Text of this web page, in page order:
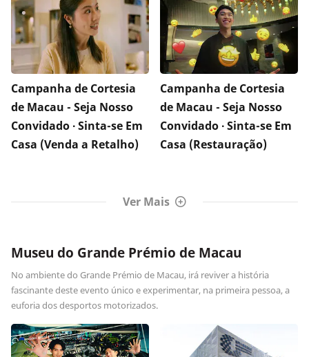
Campanha de Cortesia
de Macau - Seja Nosso
Convidado ∙ Sinta-se Em
Casa (Venda a Retalho)
Campanha de Cortesia
de Macau - Seja Nosso
Convidado ∙ Sinta-se Em
Casa (Restauração)
Ver Mais
Museu do Grande Prémio de Macau
No ambiente do Grande Prémio de Macau, irá reviver a história
fascinante deste evento único e experimentar, na primeira pessoa, a
euforia dos desportos motorizados.